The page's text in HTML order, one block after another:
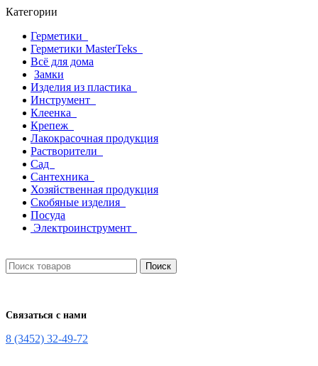
Категории
Герметики
Герметики MasterTeks
Всё для дома
Замки
Изделия из пластика
Инструмент
Клеенка
Крепеж
Лакокрасочная продукция
Растворители
Сад
Сантехника
Хозяйственная продукция
Скобяные изделия
Посуда
Электроинструмент
Поиск
Связаться с нами
8 (3452) 32-49-72